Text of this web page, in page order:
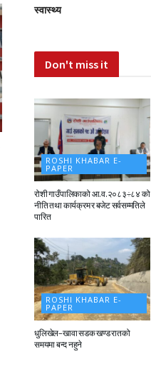
स्वास्थ्य
Don't miss it
ROSHI KHABAR E-
PAPER
रोशी गाउँपालिकाको आ.व.२०८३÷८४ को
नीति तथा कार्यक्रम र बजेट सर्वसम्मतिले
पारित
ROSHI KHABAR E-
PAPER
धुलिखेल–खावा सडक खण्ड रातको
समयमा बन्द नहुने
ROSHI KHABAR E-